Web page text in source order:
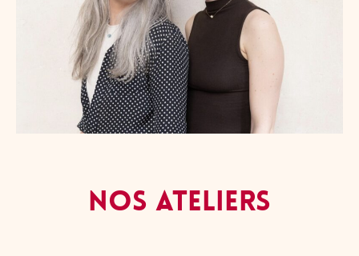
NOS ATELIERS